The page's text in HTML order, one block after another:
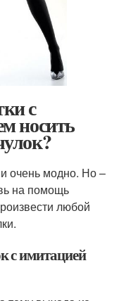
с
носить
и очень модно. Но –
на помощь
любой
с имитацией